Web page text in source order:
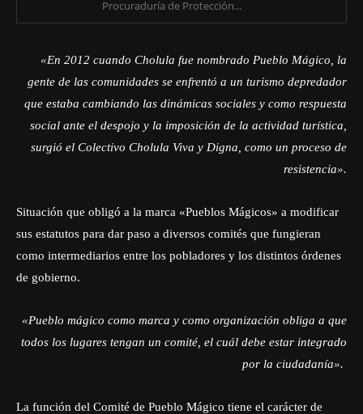
Procuraduría de Protección...
«En 2012 cuando Cholula fue nombrado Pueblo Mágico, la
gente de las comunidades se enfrentó a un turismo depredador
que estaba cambiando las dinámicas sociales y como respuesta
social ante el despojo y la imposición de la actividad turística,
surgió el Colectivo Cholula Viva y Digna, como un proceso de
resistencia».
Situación que obligó a la marca «Pueblos Mágicos» a modificar
sus estatutos para dar paso a diversos comités que fungieran
como intermediarios entre los pobladores y los distintos órdenes
de gobierno.
«Pueblo mágico como marca y como organización obliga a que
todos los lugares tengan un comité, el cuál debe estar integrado
por la ciudadanía».
La función del Comité de Pueblo Mágico tiene el carácter de